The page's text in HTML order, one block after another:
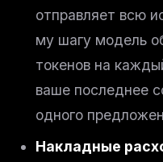
отправляет всю
му шагу модель
токенов на
ваше последнее
одного
Накладные